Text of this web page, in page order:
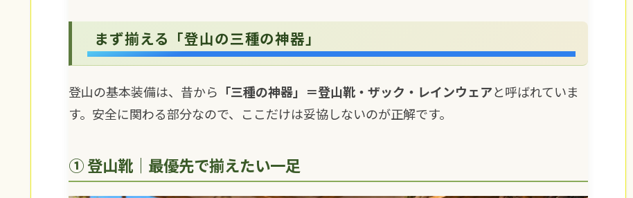
まず揃える「登山の三種の神器」
登山の基本装備は、昔から 「三種の神器」＝登山靴・ザック・レインウェアと呼ばれていま
す。安全に関わる部分なので、ここだけは妥協しないのが正解です。
① 登山靴｜最優先で揃えたい一足